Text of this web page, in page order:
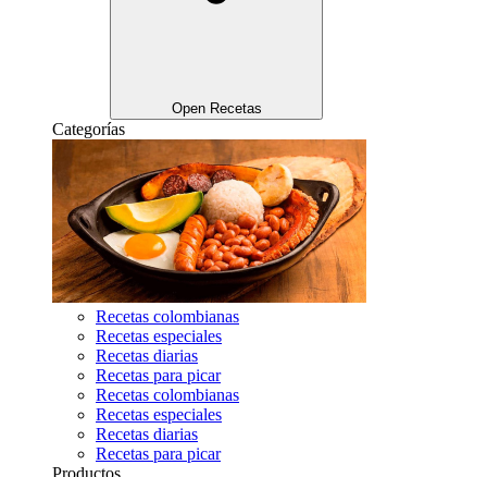
Open Recetas
Categorías
Recetas colombianas
Recetas especiales
Recetas diarias
Recetas para picar
Recetas colombianas
Recetas especiales
Recetas diarias
Recetas para picar
Productos